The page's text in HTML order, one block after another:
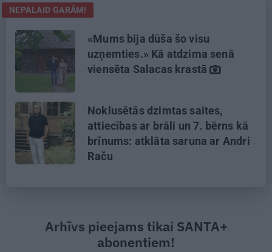
NEPALAID GARĀM!
«Mums bija dūša šo visu
uzņemties.» Kā atdzima senā
viensēta Salacas krastā
Noklusētās dzimtas saites,
attiecības ar brāli un 7. bērns kā
brīnums: atklāta saruna ar Andri
Raču
Arhīvs pieejams tikai SANTA+
abonentiem!